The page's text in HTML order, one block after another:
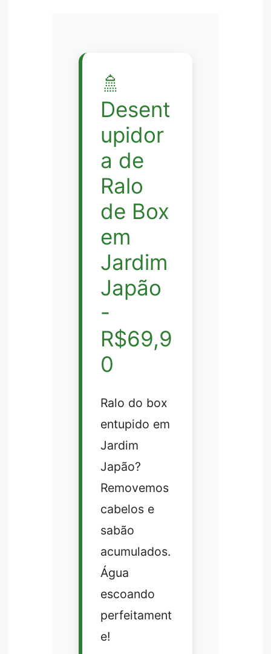
🚿
Desent
upidor
a de
Ralo
de Box
em
Jardim
Japão
-
R$69,9
0
Ralo do box
entupido em
Jardim
Japão?
Removemos
cabelos e
sabão
acumulados.
Água
escoando
perfeitament
e!